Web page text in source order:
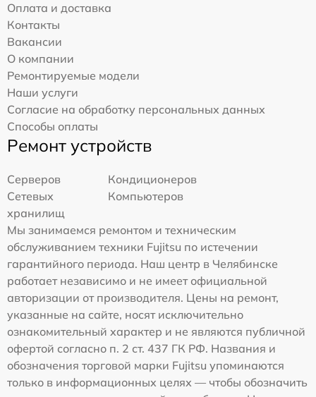
Оплата и доставка
Контакты
Вакансии
О компании
Ремонтируемые модели
Наши услуги
Согласие на обработку персональных данных
Способы оплаты
Ремонт устройств
Серверов
Кондиционеров
Сетевых
хранилищ
Компьютеров
Мы занимаемся ремонтом и техническим
обслуживанием техники Fujitsu по истечении
гарантийного периода. Наш центр в Челябинске
работает независимо и не имеет официальной
авторизации от производителя. Цены на ремонт,
указанные на сайте, носят исключительно
ознакомительный характер и не являются публичной
офертой согласно п. 2 ст. 437 ГК РФ. Названия и
обозначения торговой марки Fujitsu упоминаются
только в информационных целях — чтобы обозначить